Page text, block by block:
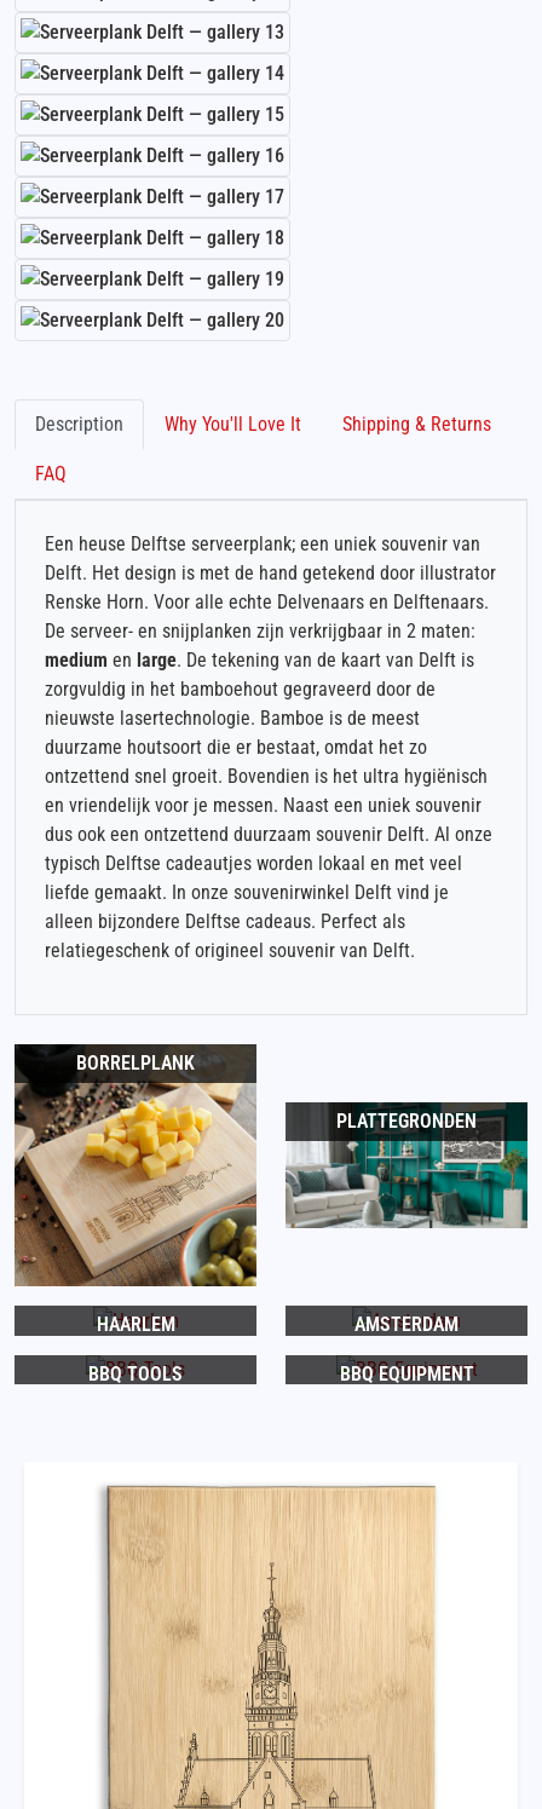
Description Why You'll Love It Shipping & Returns
FAQ
Een heuse Delftse serveerplank; een uniek souvenir van
Delft. Het design is met de hand getekend door illustrator
Renske Horn. Voor alle echte Delvenaars en Delftenaars.
De serveer- en snijplanken zijn verkrijgbaar in 2 maten:
medium en large. De tekening van de kaart van Delft is
zorgvuldig in het bamboehout gegraveerd door de
nieuwste lasertechnologie. Bamboe is de meest
duurzame houtsoort die er bestaat, omdat het zo
ontzettend snel groeit. Bovendien is het ultra hygiënisch
en vriendelijk voor je messen. Naast een uniek souvenir
dus ook een ontzettend duurzaam souvenir Delft. Al onze
typisch Delftse cadeautjes worden lokaal en met veel
liefde gemaakt. In onze souvenirwinkel Delft vind je
alleen bijzondere Delftse cadeaus. Perfect als
relatiegeschenk of origineel souvenir van Delft.
BORRELPLANK
PLATTEGRONDEN
HAARLEM AMSTERDAM
BBQ TOOLS BBQ EQUIPMENT